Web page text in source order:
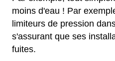
moins d'eau ! Par
limiteurs de pression
s'assurant que ses
fuites.